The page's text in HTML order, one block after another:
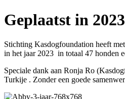
Geplaatst in 2023
Stichting Kasdogfoundation heeft
in het jaar 2023 in totaal 47 honden
Speciale dank aan Ronja Ro
Turkije . Zonder een goede